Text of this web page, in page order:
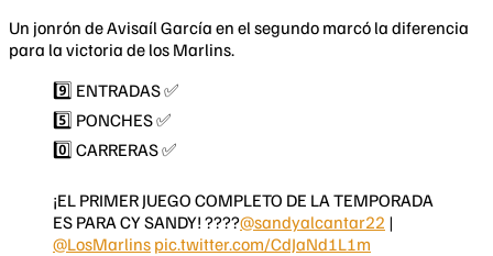
Un jonrón de Avisaíl García en el segundo marcó la diferencia
para la victoria de los Marlins.
9️⃣ ENTRADAS ✅
5️⃣ PONCHES ✅
0️⃣ CARRERAS ✅
¡EL PRIMER JUEGO COMPLETO DE LA TEMPORADA
ES PARA CY SANDY! ????@sandyalcantar22 |
@LosMarlins pic.twitter.com/CdJaNd1L1m